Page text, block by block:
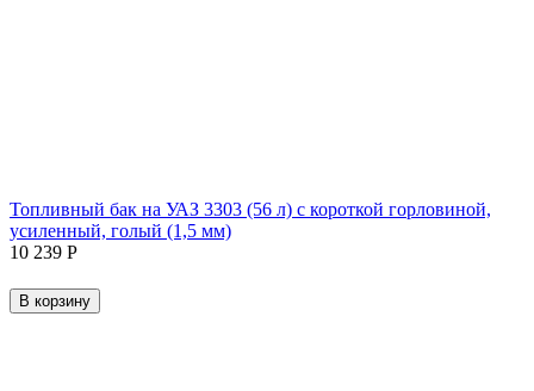
Топливный бак на УАЗ 3303 (56 л) с короткой горловиной,
усиленный, голый (1,5 мм)
10 239 Р
В корзину